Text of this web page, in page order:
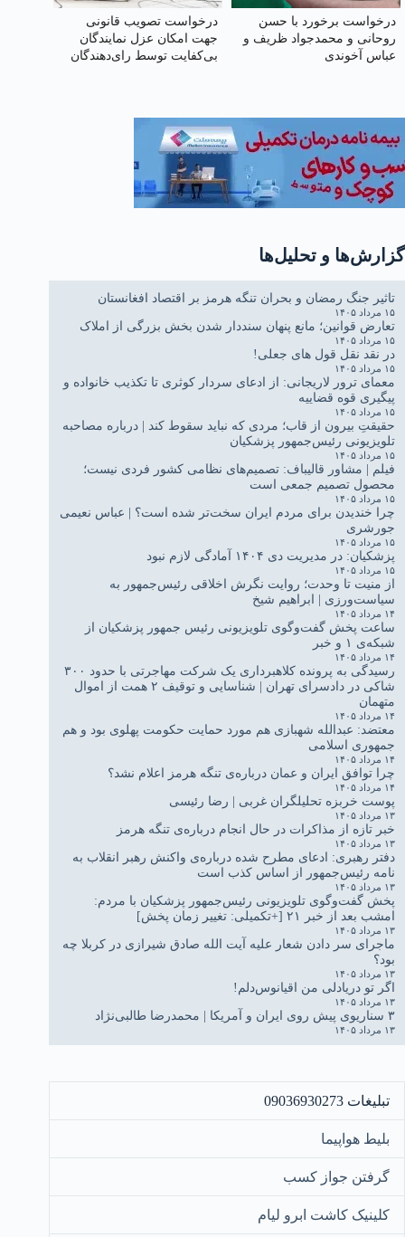
درخواست برخورد با حسن
روحانی و محمدجواد ظریف و
عباس آخوندی
درخواست تصویب قانونی
جهت امکان عزل نمایندگان
بی‌کفایت توسط رای‌دهندگان
گزارش‌ها و تحلیل‌ها
تاثیر جنگ رمضان و بحران تنگه هرمز بر اقتصاد افغانستان
۱۵ مرداد ۱۴۰۵
تعارض قوانین؛ مانع پنهان سنددار شدن بخش بزرگی از املاک
۱۵ مرداد ۱۴۰۵
در نقد نقل قول های جعلی!
۱۵ مرداد ۱۴۰۵
معمای ترور لاریجانی: از ادعای سردار کوثری تا تکذیب خانواده و
پیگیری قوه قضاییه
۱۵ مرداد ۱۴۰۵
حقیقتِ بیرون از قاب؛ مردی که نباید سقوط کند | درباره مصاحبه
تلویزیونی رئیس‌جمهور پزشکیان
۱۵ مرداد ۱۴۰۵
فیلم | مشاور قالیباف: تصمیم‌های نظامی کشور فردی نیست؛
محصول تصمیم جمعی است
۱۵ مرداد ۱۴۰۵
چرا خندیدن برای مردم ایران سخت‌تر شده است؟ | عباس نعیمی
جورشری
۱۵ مرداد ۱۴۰۵
پزشکیان: در مدیریت دی ۱۴۰۴ آمادگی لازم نبود
۱۵ مرداد ۱۴۰۵
از منیت تا وحدت؛ روایت نگرش اخلاقی رئیس‌جمهور به
سیاست‌ورزی | ابراهیم شیخ
۱۴ مرداد ۱۴۰۵
ساعت پخش گفت‌وگوی تلویزیونی رئیس جمهور پزشکیان از
شبکه‌ی ۱ و خبر
۱۴ مرداد ۱۴۰۵
رسیدگی به پرونده کلاهبرداری یک شرکت مهاجرتی با حدود ۳۰۰
شاکی در دادسرای تهران | شناسایی و توقیف ۲ همت از اموال
متهمان
۱۴ مرداد ۱۴۰۵
معتضد: عبدالله شهبازی هم مورد حمایت حکومت پهلوی بود و هم
جمهوری اسلامی
۱۴ مرداد ۱۴۰۵
چرا توافق ایران و عمان درباره‌ی تنگه هرمز اعلام نشد؟
۱۴ مرداد ۱۴۰۵
پوست خربزه تحلیلگران غربی | رضا رئیسی
۱۳ مرداد ۱۴۰۵
خبر تازه از مذاکرات در حال انجام درباره‌ی تنگه هرمز
۱۳ مرداد ۱۴۰۵
دفتر رهبری: ادعای مطرح شده درباره‌ی واکنش رهبر انقلاب به
نامه رئیس‌جمهور از اساس کذب است
۱۳ مرداد ۱۴۰۵
پخش گفت‌وگوی تلویزیونی رئیس‌جمهور پزشکیان با مردم:
امشب بعد از خبر ۲۱ [+تکمیلی: تغییر زمان پخش]
۱۳ مرداد ۱۴۰۵
ماجرای سر دادن شعار علیه آیت الله صادق شیرازی در کربلا چه
بود؟
۱۳ مرداد ۱۴۰۵
اگر تو دریادلی من اقیانوس‌دلم!
۱۳ مرداد ۱۴۰۵
۳ سناریوی پیش روی ایران و آمریکا | محمدرضا طالبی‌نژاد
۱۳ مرداد ۱۴۰۵
تبلیغات 09036930273
بلیط هواپیما
گرفتن جواز کسب
کلینیک کاشت ابرو لیام